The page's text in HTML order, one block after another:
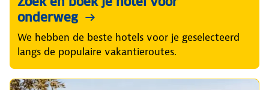
onderweg
We hebben de beste hotels voor je geselecteerd
langs de populaire vakantieroutes.